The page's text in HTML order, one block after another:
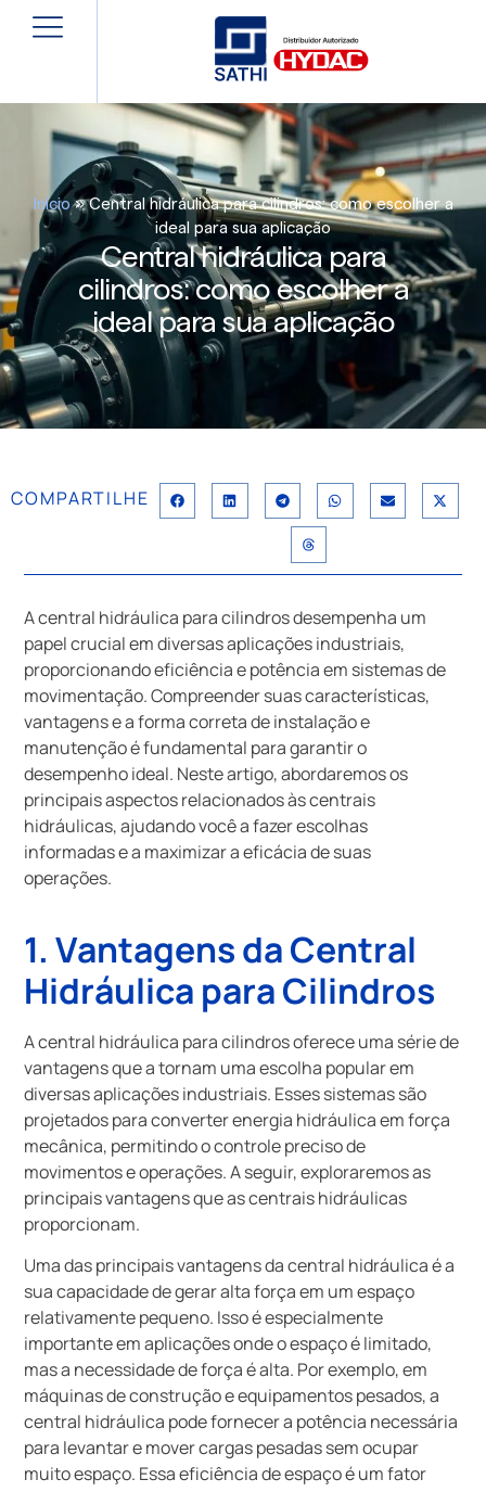
Início»Central hidráulica para cilindros: como escolher a
ideal para sua aplicação
Central hidráulica para
cilindros: como escolher a
ideal para sua aplicação
COMPARTILHE
A central hidráulica para cilindros desempenha um
papel crucial em diversas aplicações industriais,
proporcionando eficiência e potência em sistemas de
movimentação. Compreender suas características,
vantagens e a forma correta de instalação e
manutenção é fundamental para garantir o
desempenho ideal. Neste artigo, abordaremos os
principais aspectos relacionados às centrais
hidráulicas, ajudando você a fazer escolhas
informadas e a maximizar a eficácia de suas
operações.
1. Vantagens da Central
Hidráulica para Cilindros
A central hidráulica para cilindros oferece uma série de
vantagens que a tornam uma escolha popular em
diversas aplicações industriais. Esses sistemas são
projetados para converter energia hidráulica em força
mecânica, permitindo o controle preciso de
movimentos e operações. A seguir, exploraremos as
principais vantagens que as centrais hidráulicas
proporcionam.
Uma das principais vantagens da central hidráulica é a
sua capacidade de gerar alta força em um espaço
relativamente pequeno. Isso é especialmente
importante em aplicações onde o espaço é limitado,
mas a necessidade de força é alta. Por exemplo, em
máquinas de construção e equipamentos pesados, a
central hidráulica pode fornecer a potência necessária
para levantar e mover cargas pesadas sem ocupar
muito espaço. Essa eficiência de espaço é um fator